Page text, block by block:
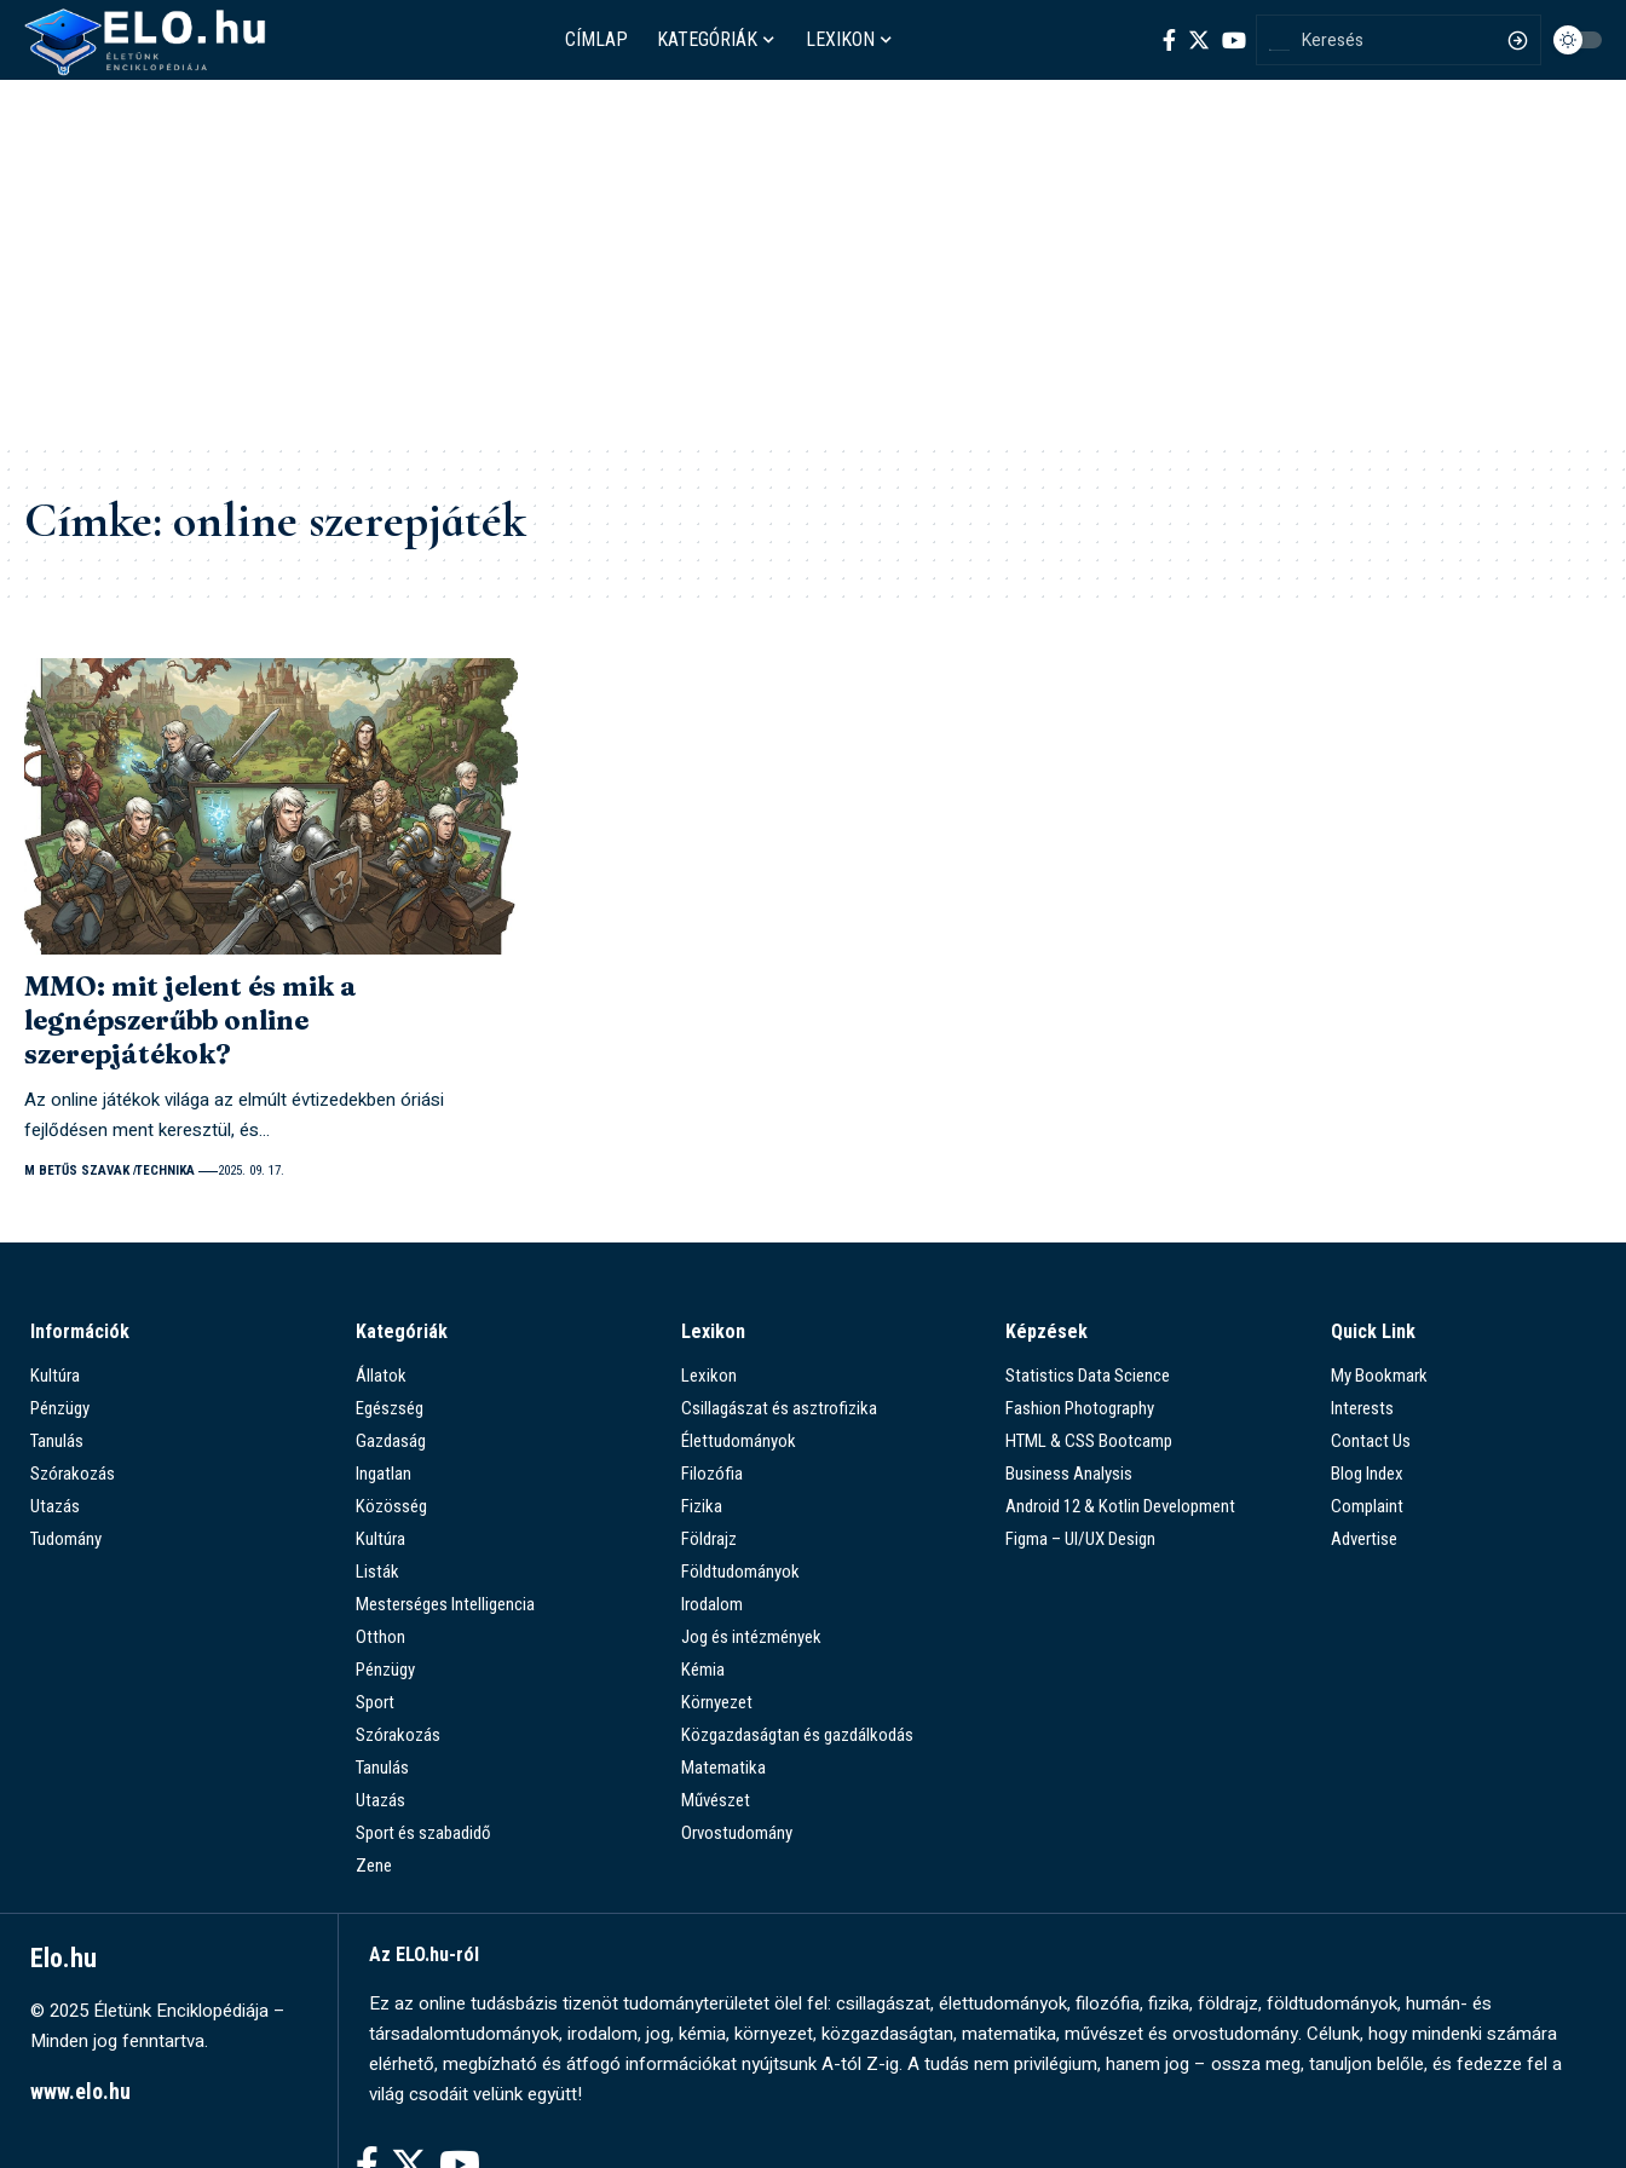
CÍMLAP KATEGÓRIÁK LEXIKON
Címke:online szerepjáték
MMO: mit jelent és mik a
legnépszerűbb online
szerepjátékok?
Az online játékok világa az elmúlt évtizedekben óriási
fejlődésen ment keresztül, és…
M BETŰS SZAVAK TECHNIKA 2025. 09. 17.
Információk
Kultúra
Pénzügy
Tanulás
Szórakozás
Utazás
Tudomány
Kategóriák
Állatok
Egészség
Gazdaság
Ingatlan
Közösség
Kultúra
Listák
Mesterséges Intelligencia
Otthon
Pénzügy
Sport
Szórakozás
Tanulás
Utazás
Sport és szabadidő
Zene
Lexikon
Lexikon
Csillagászat és asztrofizika
Élettudományok
Filozófia
Fizika
Földrajz
Földtudományok
Irodalom
Jog és intézmények
Kémia
Környezet
Közgazdaságtan és gazdálkodás
Matematika
Művészet
Orvostudomány
Képzések
Statistics Data Science
Fashion Photography
HTML & CSS Bootcamp
Business Analysis
Android 12 & Kotlin Development
Figma – UI/UX Design
Quick Link
My Bookmark
Interests
Contact Us
Blog Index
Complaint
Advertise
Elo.hu
© 2025 Életünk Enciklopédiája –
Minden jog fenntartva.
www.elo.hu
Az ELO.hu-ról
Ez az online tudásbázis tizenöt tudományterületet ölel fel: csillagászat, élettudományok, filozófia, fizika, földrajz, földtudományok, humán- és
társadalomtudományok, irodalom, jog, kémia, környezet, közgazdaságtan, matematika, művészet és orvostudomány. Célunk, hogy mindenki számára
elérhető, megbízható és átfogó információkat nyújtsunk A-tól Z-ig. A tudás nem privilégium, hanem jog – ossza meg, tanuljon belőle, és fedezze fel a
világ csodáit velünk együtt!